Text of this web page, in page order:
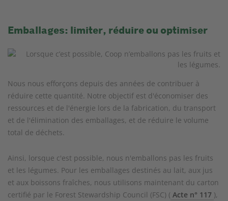
Emballages: limiter, réduire ou optimiser
Nous nous efforçons depuis des années de contribuer à
réduire cette quantité. Notre objectif est d'économiser des
ressources et de l'énergie lors de la fabrication, du transport
et de l'élimination des emballages, et de réduire le volume
total de déchets.
Ainsi, lorsque c'est possible, nous n'emballons pas les fruits
et les légumes. Pour les emballages destinés au lait, aux jus
et aux boissons fraîches, nous utilisons maintenant du carton
certifié par le Forest Stewardship Council (FSC) ( Acte n° 117 ),